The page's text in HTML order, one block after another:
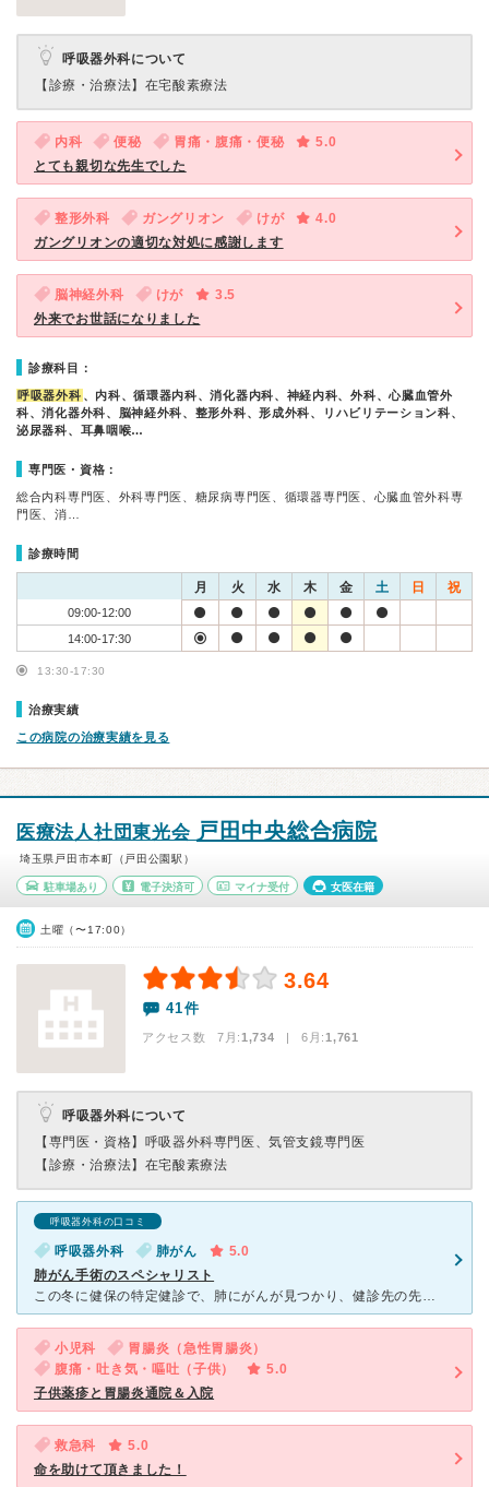
呼吸器外科について
【診療・治療法】 在宅酸素療法
内科 便秘 胃痛・腹痛・便秘
5.0
とても親切な先生でした
整形外科 ガングリオン けが
4.0
ガングリオンの適切な対処に感謝します
脳神経外科 けが
3.5
外来でお世話になりました
診療科目：
呼吸器外科 、内科、循環器内科、消化器内科、神経内科、外科、心臓血管外
科、消化器外科、脳神経外科、整形外科、形成外科、リハビリテーション科、
泌尿器科、耳鼻咽喉…
専門医・資格：
総合内科専門医、外科専門医、糖尿病専門医、循環器専門医、心臓血管外科専
門医、消…
診療時間
月 火 水 木 金 土 日 祝
09:00-12:00
14:00-17:30
13:30-17:30
治療実績
この病院の治療実績を見る
医療法人社団東光会 戸田中央総合病院
埼玉県戸田市本町（戸田公園駅）
駐車場あり 電子決済可 マイナ受付 女医在籍
土曜（〜17:00）
3.64
41件
アクセス数 7月:1,734 | 6月:1,761
呼吸器外科について
【専門医・資格】 呼吸器外科専門医、気管支鏡専門医
【診療・治療法】 在宅酸素療法
呼吸器外科の口コミ
呼吸器外科 肺がん
5.0
肺がん手術のスペシャリスト
この冬に健保の特定健診で、肺にがんが見つかり、健診先の先生から「戸田中央総合病院に肺がん手術のスペシャリストがいます」と紹介され、その先生に全てをお任せしました。 胸腔鏡下左下葉切除術で手術時間
小児科
胃腸炎（急性胃腸炎）
腹痛・吐き気・嘔吐（子供）
5.0
子供薬疹と胃腸炎通院＆入院
救急科
5.0
命を助けて頂きました！